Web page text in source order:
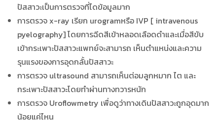
ปัสสาวะเป็นการตรวจที่ไดข้อมูลมาก
การตรวจ x-ray เรียก urogramหรือ IVP [ intravenous
pyelography] โดยการฉีดสีเข้าหลอดเลือดดำและเมื่อสีขับ
เข้ากระเพาะปัสสาวะแพทย์จะสามารถ เห็นตำแหน่งและความ
รุนแรงของการอุดกลั้นปัสสาวะ
การตรวจ ultrasound สามารถเห็นต่อมลูกหมาก ไต และ
กระเพาะปัสสาวะโดยทำผ่านทางทวารหนัก
การตรวจ Uroflowmetry เพื่อดูว่าทางเดินปัสสาวะถูกอุดมาก
น้อยแค่ไหน